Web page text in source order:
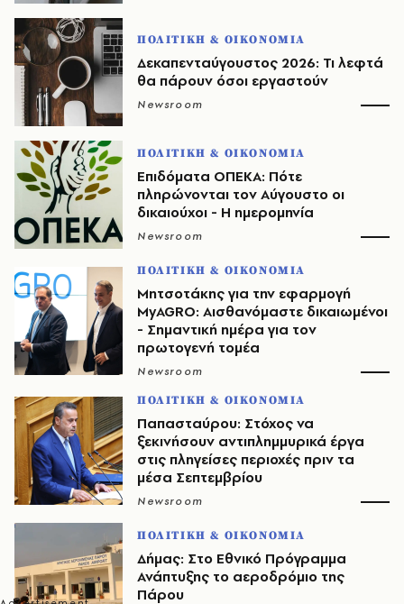
ΠΟΛΙΤΙΚΗ & ΟΙΚΟΝΟΜΙΑ
Δεκαπενταύγουστος 2026: Τι λεφτά
θα πάρουν όσοι εργαστούν
Newsroom
ΠΟΛΙΤΙΚΗ & ΟΙΚΟΝΟΜΙΑ
Επιδόματα ΟΠΕΚΑ: Πότε
πληρώνονται τον Αύγουστο οι
δικαιούχοι - Η ημερομηνία
Newsroom
ΠΟΛΙΤΙΚΗ & ΟΙΚΟΝΟΜΙΑ
Μητσοτάκης για την εφαρμογή
MyAGRO: Αισθανόμαστε δικαιωμένοι
- Σημαντική ημέρα για τον
πρωτογενή τομέα
Newsroom
ΠΟΛΙΤΙΚΗ & ΟΙΚΟΝΟΜΙΑ
Παπασταύρου: Στόχος να
ξεκινήσουν αντιπλημμυρικά έργα
στις πληγείσες περιοχές πριν τα
μέσα Σεπτεμβρίου
Newsroom
ΠΟΛΙΤΙΚΗ & ΟΙΚΟΝΟΜΙΑ
Δήμας: Στο Εθνικό Πρόγραμμα
Ανάπτυξης το αεροδρόμιο της
Πάρου